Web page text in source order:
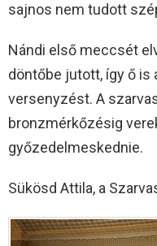
sajnos nem tudott
Nándi első meccsét
döntőbe jutott, így ő is
versenyzést. A
bronzmérkőzésig
győzedelmeskednie.
Sükösd Attila, a